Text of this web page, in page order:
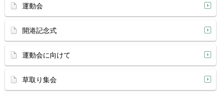
運動会
開港記念式
運動会に向けて
草取り集会